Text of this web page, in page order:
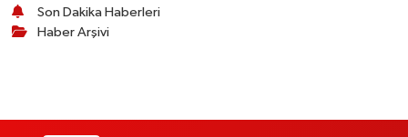
Son Dakika Haberleri
Haber Arşivi